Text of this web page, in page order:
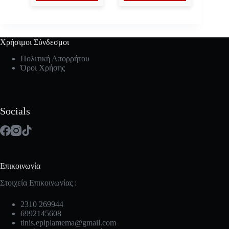
Χρήσιμοι Σύνδεσμοι
Πολιτική Απορρήτου
Όροι Χρήσης
Socials
Επικοινωνία
Στοιχεία Επικοινωνίας :
2310 269944
6992145608
tinis.epiplamema@gmail.com